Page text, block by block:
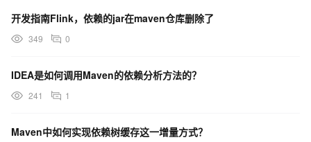
开发指南Flink，依赖的jar在maven仓库删除了
349 0
IDEA是如何调用Maven的依赖分析方法的？
241 1
Maven中如何实现依赖树缓存这一增量方式？